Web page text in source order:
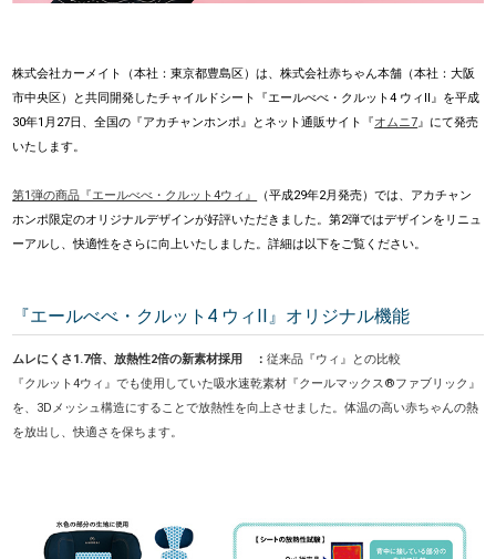
株式会社カーメイト（本社：東京都豊島区）は、株式会社赤ちゃん本舗（本社：大阪
市中央区）と共同開発したチャイルドシート『エールべべ・クルット4 ウィII』を平成
30年1月27日、全国の『アカチャンホンポ』とネット通販サイト『オムニ7 』にて発売
いたします。
第1弾の商品『エールべべ・クルット4ウィ』
（平成29年2月発売）では、アカチャン
ホンポ限定のオリジナルデザインが好評いただきました。第2弾ではデザインをリニュ
ーアルし、快適性をさらに向上いたしました。詳細は以下をご覧ください。
『エールべべ・クルット4 ウィII』オリジナル機能
ムレにくさ1.7倍、放熱性2倍の新素材採用 ：従来品『ウィ』との比較
『クルット4ウィ』でも使用していた吸水速乾素材『クールマックス®ファブリック』
を、3Dメッシュ構造にすることで放熱性を向上させました。体温の高い赤ちゃんの熱
を放出し、快適さを保ちます。